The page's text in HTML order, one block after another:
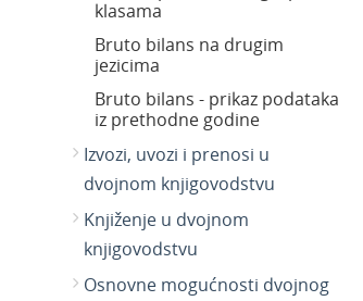
klasama
Bruto bilans na drugim
jezicima
Bruto bilans - prikaz podataka
iz prethodne godine
Izvozi, uvozi i prenosi u
dvojnom knjigovodstvu
Knjiženje u dvojnom
knjigovodstvu
Osnovne mogućnosti dvojnog